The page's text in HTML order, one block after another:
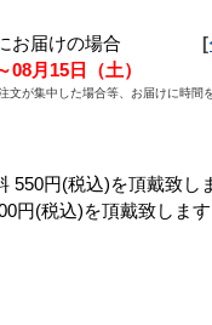
お届けの場合 [
08月15日（土）
文が集中した場合等、お届けに時間
550円(税込)を頂戴致し
円(税込)を頂戴致します